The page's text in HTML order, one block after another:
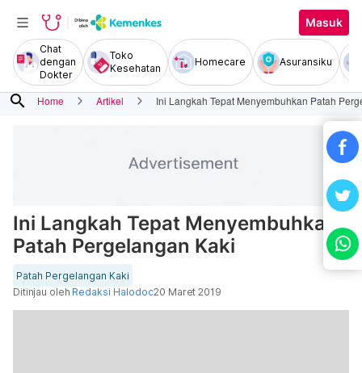
Masuk
Chat
dengan
Dokter
Toko
Kesehatan
Homecare Asuransiku
search Home Artikel Ini Langkah Tepat Menyembuhkan Patah
Ini Langkah Tepat Menyembuhkan
Patah Pergelangan Kaki
Patah Pergelangan Kaki
Ditinjau oleh Redaksi Halodoc20 Maret 2019